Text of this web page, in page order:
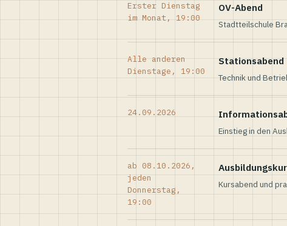
Erster Dienstag
im Monat, 19:00
OV-Abend
Stadtteilschule
Alle anderen
Dienstage, 19:00
Stationsabend
Technik und
24.09.2026
Einstieg in den
ab 08.10.2026,
jeden
Donnerstag,
19:00
Kursabend und